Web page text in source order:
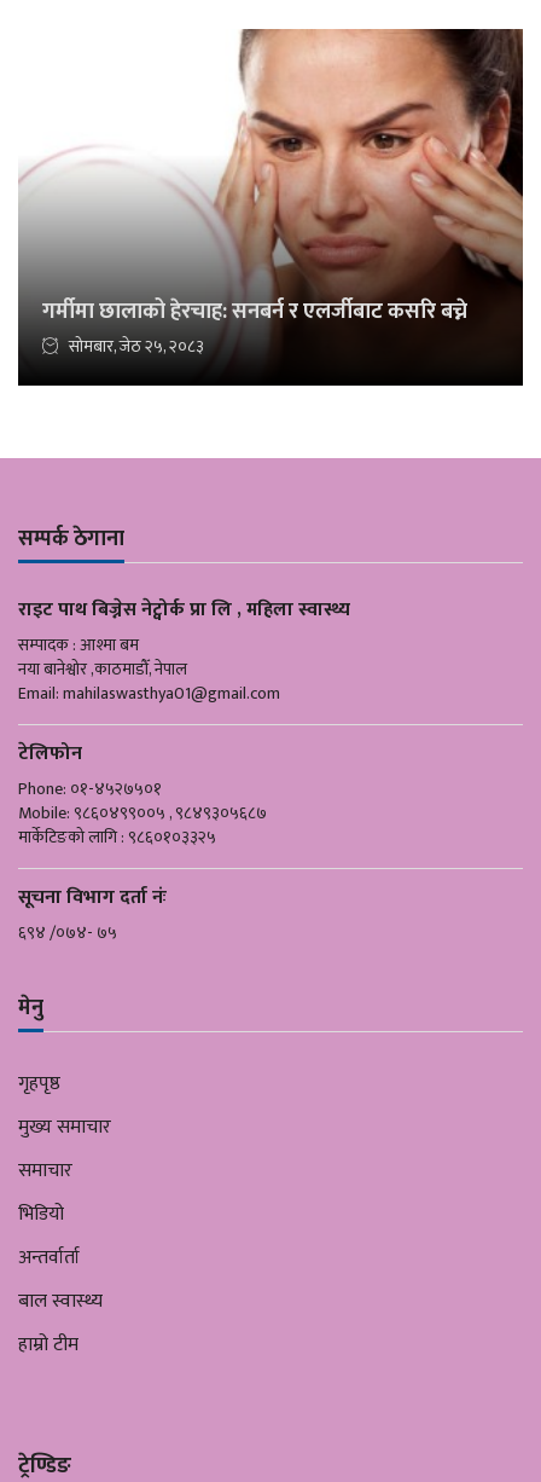
गर्मीमा छालाको हेरचाह: सनबर्न र एलर्जीबाट कसरि बच्ने
सोमबार, जेठ २५, २०८३
सम्पर्क ठेगाना
राइट पाथ बिज्नेस नेट्वोर्क प्रा लि , महिला स्वास्थ्य
सम्पादक : आश्मा बम
नया बानेश्वोर ,काठमाडौँ, नेपाल
Email:mahilaswasthya01@gmail.com
टेलिफोन
Phone: ०१-४५२७५०१
Mobile: ९८६०४९९००५ , ९८४९३०५६८७
मार्केटिङको लागि : ९८६०१०३३२५
सूचना विभाग दर्ता नंः
६९४ /०७४- ७५
मेनु
गृहपृष्ठ
मुख्य समाचार
समाचार
भिडियो
अन्तर्वार्ता
बाल स्वास्थ्य
हाम्रो टीम
ट्रेण्डिङ